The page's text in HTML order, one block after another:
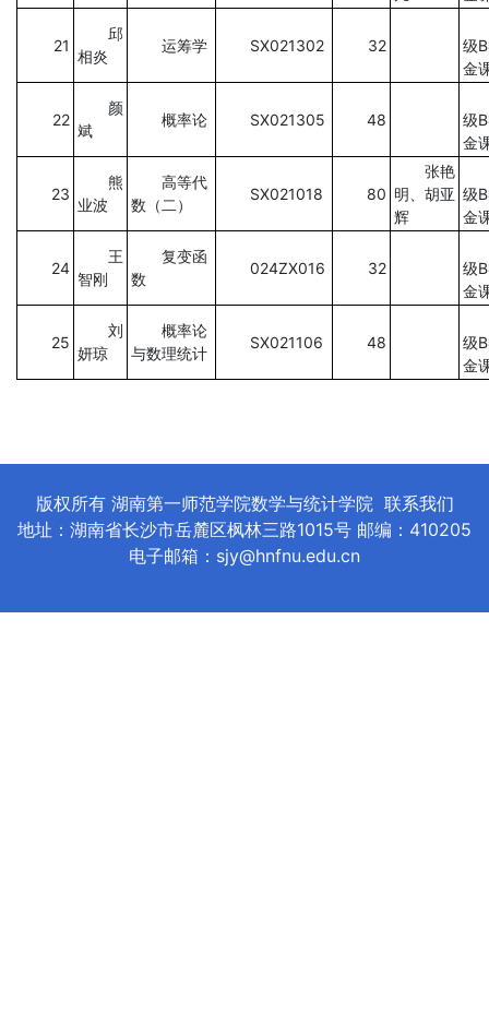
21
邱
相炎
运筹学 SX021302 32
级
金
22
颜
斌
概率论 SX021305 48
级
金
23
熊
业波
高等代
数（二）
SX021018 80
张艳
明、胡亚
辉
级
金
24
王
智刚
复变函
数
024ZX016 32
级
金
25
刘
妍琼
概率论
与数理统计
SX021106 48 级B
金
版权所有 湖南第一师范学院数学与统计学院 联系我们
地址：湖南省长沙市岳麓区枫林三路1015号 邮编：410205
电子邮箱：sjy@hnfnu.edu.cn